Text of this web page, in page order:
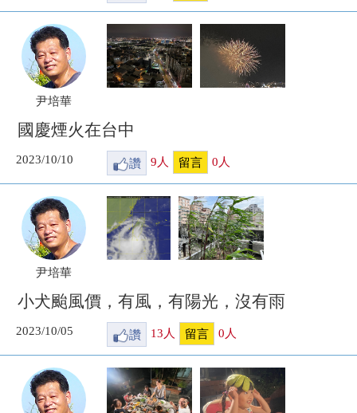
尹培華
國慶煙火在台中
2023/10/10 讚 9 人 留言 0 人
尹培華
小犬颱風價，有風，有陽光，沒有雨
2023/10/05 讚 13 人 留言 0 人